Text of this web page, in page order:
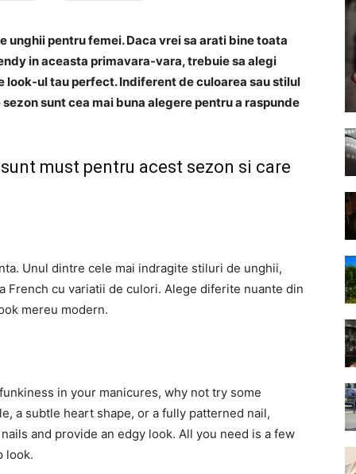
unghii pentru femei. Daca vrei sa arati bine toata
in aceasta primavara-vara, trebuie sa alegi
ul tau perfect. Indiferent de culoarea sau stilul
sunt cea mai buna alegere pentru a raspunde
must pentru acest sezon si care
Unul dintre cele mai indragite stiluri de unghii,
French cu variatii de culori. Alege diferite nuante din
mereu modern.
in your manicures, why not try some
a subtle heart shape, or a fully patterned nail,
and provide an edgy look. All you need is a few
look.